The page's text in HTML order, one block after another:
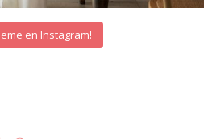
en Instagram!